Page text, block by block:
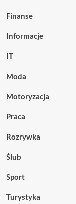
Finanse
Informacje
IT
Moda
Motoryzacja
Praca
Rozrywka
Ślub
Sport
Turystyka